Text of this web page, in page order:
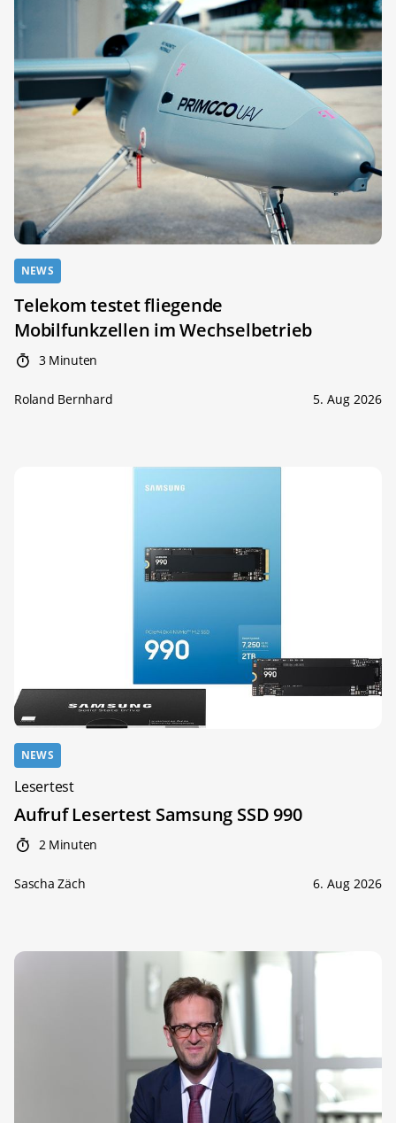
NEWS
Telekom testet fliegende
Mobilfunkzellen im Wechselbetrieb
3 Minuten
Roland Bernhard 5. Aug 2026
NEWS
Lesertest
Aufruf Lesertest Samsung SSD 990
2 Minuten
Sascha Zäch 6. Aug 2026